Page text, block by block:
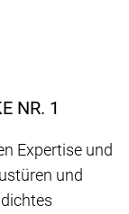
NR. 1
Expertise und
und